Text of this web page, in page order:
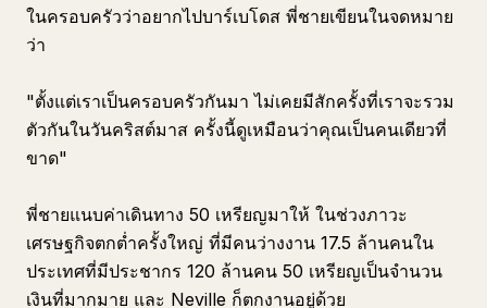
ในครอบครัวว่าอยากไปบาร์เบโดส พี่ชายเขียนในจดหมาย
ว่า
"ตั้งแต่เราเป็นครอบครัวกันมา ไม่เคยมีสักครั้งที่เราจะรวม
ตัวกันในวันคริสต์มาส ครั้งนี้ดูเหมือนว่าคุณเป็นคนเดียวที่
ขาด"
พี่ชายแนบค่าเดินทาง 50 เหรียญมาให้ ในช่วงภาวะ
เศรษฐกิจตกต่ำครั้งใหญ่ ที่มีคนว่างงาน 17.5 ล้านคนใน
ประเทศที่มีประชากร 120 ล้านคน 50 เหรียญเป็นจำนวน
เงินที่มากมาย และ Neville ก็ตกงานอยู่ด้วย